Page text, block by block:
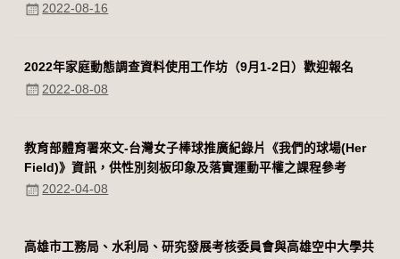
2022-08-16
2022年家庭動態調查資料使用工作坊（9月1-2日）歡迎報名
2022-08-08
教育部體育署來文-台灣女子棒球推廣紀錄片《我們的球場(Her
Field)》資訊，供性別刻板印象及落實運動平權之課程參考
2022-04-08
高雄市工務局、水利局、研究發展考核委員會與高雄空中大學共